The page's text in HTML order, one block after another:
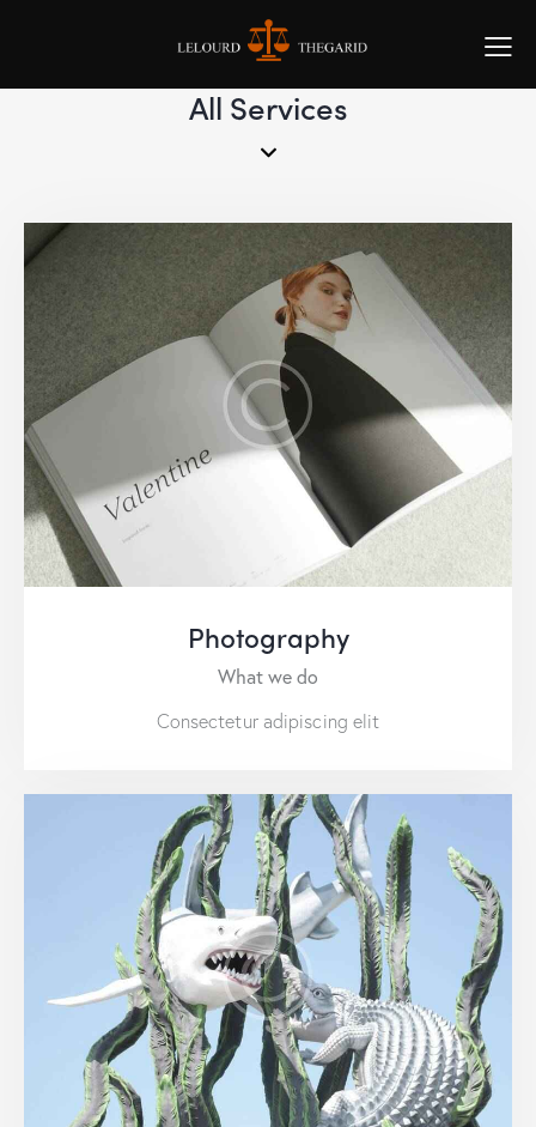
All Services
Photography
What we do
Consectetur adipiscing elit